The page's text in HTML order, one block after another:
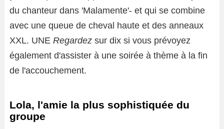
du chanteur dans 'Malamente'- et qui se combine
avec une queue de cheval haute et des anneaux
XXL. UNE Regardez sur dix si vous prévoyez
également d'assister à une soirée à thème à la fin
de l'accouchement.
Lola, l'amie la plus sophistiquée du
groupe